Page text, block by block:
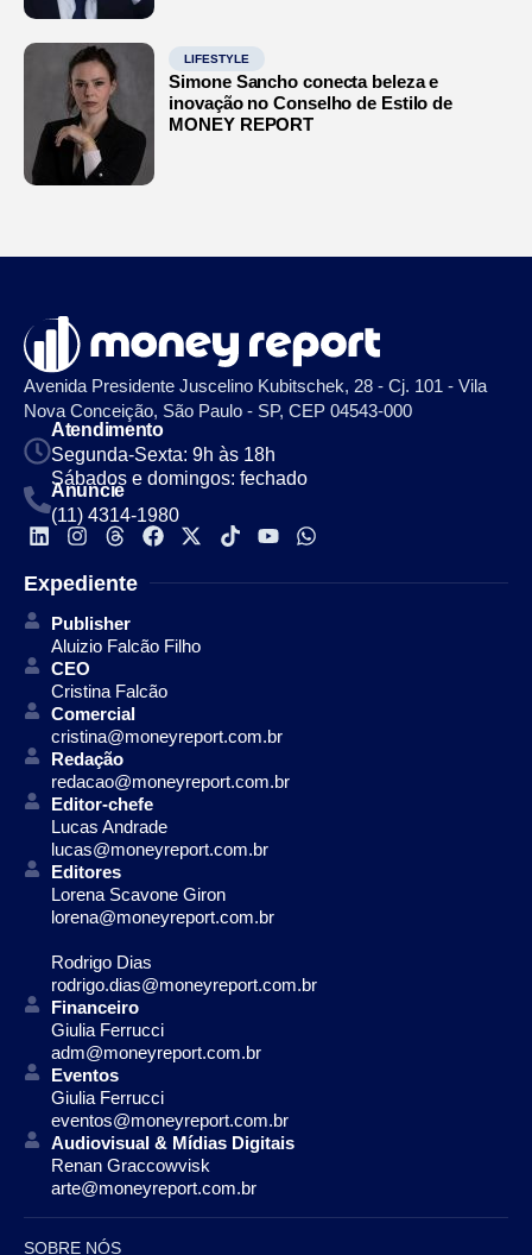
LIFESTYLE
Simone Sancho conecta beleza e
inovação no Conselho de Estilo de
MONEY REPORT
Avenida Presidente Juscelino Kubitschek, 28 - Cj. 101 - Vila
Nova Conceição, São Paulo - SP, CEP 04543-000
Atendimento
Segunda-Sexta: 9h às 18h
Sábados e domingos: fechado
Anuncie
(11) 4314-1980
Expediente
Publisher
Aluizio Falcão Filho
CEO
Cristina Falcão
Comercial
cristina@moneyreport.com.br
Redação
redacao@moneyreport.com.br
Editor-chefe
Lucas Andrade
lucas@moneyreport.com.br
Editores
Lorena Scavone Giron
lorena@moneyreport.com.br
Rodrigo Dias
rodrigo.dias@moneyreport.com.br
Financeiro
Giulia Ferrucci
adm@moneyreport.com.br
Eventos
Giulia Ferrucci
eventos@moneyreport.com.br
Audiovisual & Mídias Digitais
Renan Graccowvisk
arte@moneyreport.com.br
SOBRE NÓS